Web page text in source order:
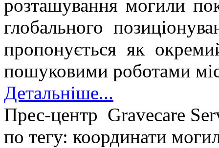
розташування могили
глобального
пропонується як
пошуковими роботами
Детальніше...
Прес-центр Gravecare
по тегу: координати